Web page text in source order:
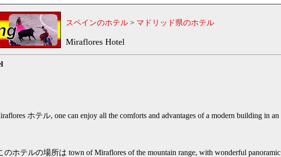
スペインのホテル> マドリッド県のホテル
Miraflores Hotel
ホテル, one can enjoy all the comforts and advantages of a modern building in an
ホテルの場所は town of Miraflores of the mountain range, with wonderful panoramic